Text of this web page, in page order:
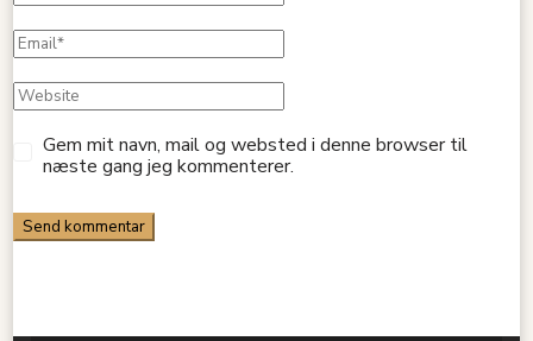
Gem mit navn, mail og websted i denne browser til
næste gang jeg kommenterer.